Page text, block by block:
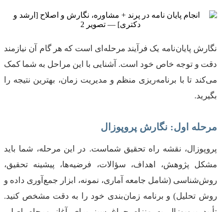
نگارش پایان‌نامه یک فرآیند مرحله‌ای است که هر گام آن نیازمند
دقت و توجه خاص خود است. آشنایی با این مراحل به شما کمک
می‌کند تا با برنامه‌ریزی منظم و مدیریت زمان، بهترین نتیجه را
بگیرید.
مرحله اول: نگارش پروپوزال
پروپوزال، نقشه راه تحقیق شماست. در این مرحله، شما باید
مشکل پژوهش، اهداف، سؤالات، فرضیه‌ها، پیشینه تحقیق،
روش‌شناسی (شامل جامعه آماری، نمونه، ابزار جمع‌آوری داده و
روش تحلیل) و برنامه زمان‌بندی خود را به دقت مشخص کنید.